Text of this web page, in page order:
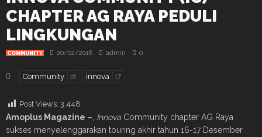
CHAPTER AG RAYA PEDULI
LINGKUNGAN
COMMUNITY 20/02/2018 admin 0
Community 18 innova 17
Post Views: 3,448
Amoplus Magazine – Innova Community chapter AG Raya
sukses menyelenggarakan touring akhir tahun 16-17 Desember